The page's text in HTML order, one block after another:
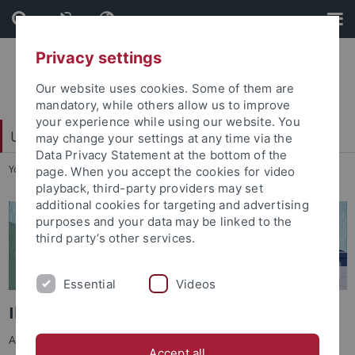
Skip
to
content
Skip
to
footer
Universitätsbund e. V.
You are here: Startseite ... Ihr Engagement kommt an
Ihr Engagement hilft
Auf dieser Seite stellen wir Ihnen eine Auswahl an Projekten
Privacy settings
Our website uses cookies. Some of them are
mandatory, while others allow us to improve
your experience while using our website. You
may change your settings at any time via the
Data Privacy Statement at the bottom of the
page. When you accept the cookies for video
playback, third-party providers may set
additional cookies for targeting and advertising
purposes and your data may be linked to the
third party’s other services.
Essential Videos